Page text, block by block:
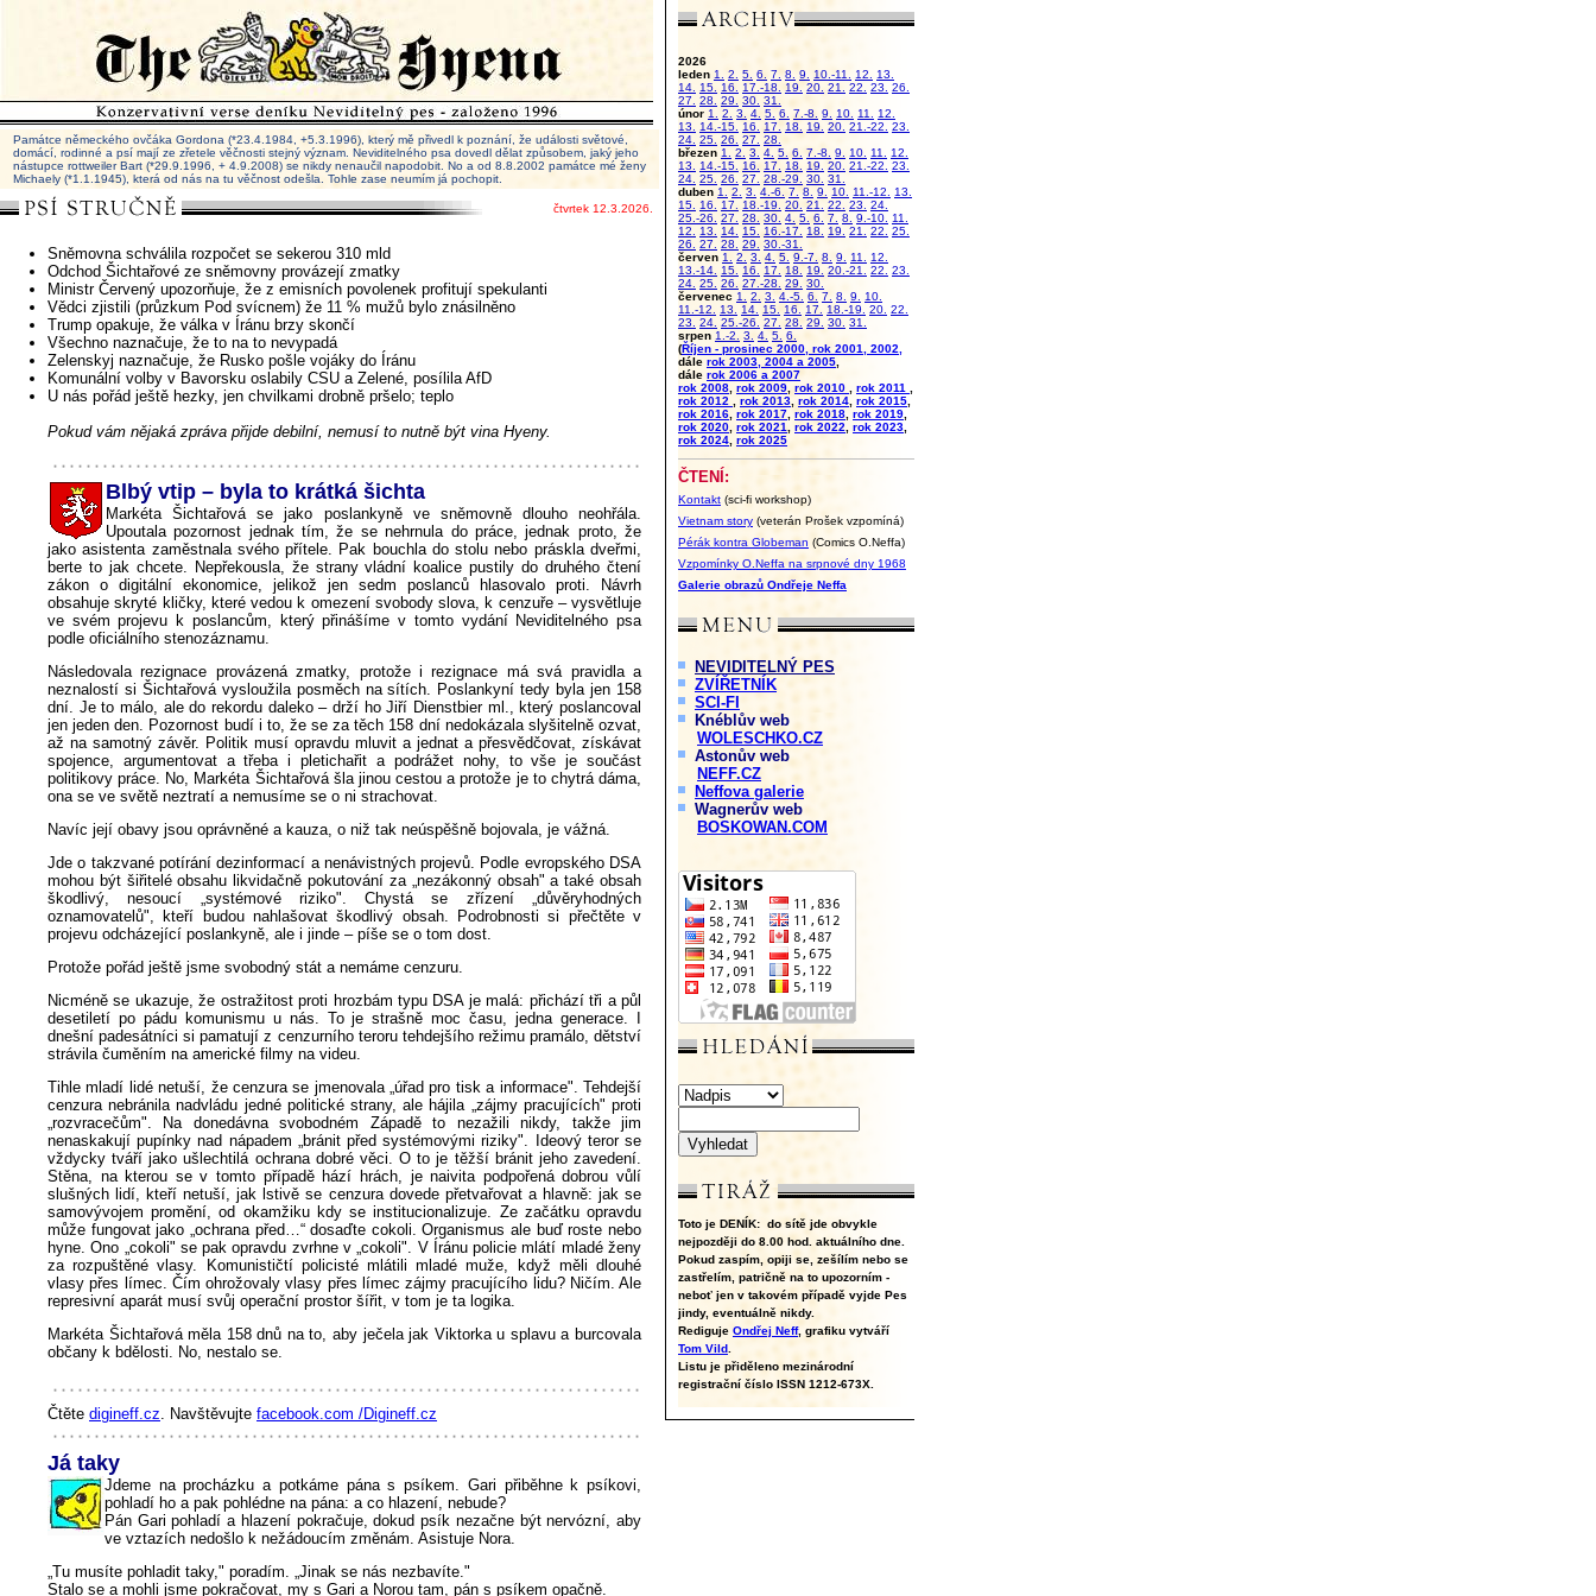
2026
leden 1. 2. 5. 6. 7. 8. 9. 10.-11. 12.
13.
14.
15. 16. 17.-18. 19. 20. 21. 22. 23.
26.
27.
28. 29. 30. 31.
únor 1. 2. 3. 4. 5. 6. 7.-8. 9. 10. 11.
12.
13.
14.-15. 16. 17. 18. 19. 20. 21.-22.
23.
24. 25. 26. 27.
28.
březen 1. 2. 3. 4. 5. 6. 7.-8. 9. 10. 11.
12.
13.
14.-15. 16. 17. 18. 19. 20. 21.-22.
23.
24. 25. 26. 27. 28.-29. 30. 31.
duben 1. 2. 3. 4.-6. 7. 8. 9. 10. 11.-12.
13.
15.
16. 17. 18.-19. 20. 21. 22. 23.
24.
25.-26.
27. 28. 30. 4. 5. 6. 7. 8. 9.-10.
11.
12.
13. 14. 15. 16.-17. 18. 19. 21. 22.
25.
26.
27. 28. 29.
30.-31.
červen 1. 2. 3. 4. 5. 9.-7. 8. 9. 11.
12.
13.-14.
15. 16. 17. 18. 19. 20.-21. 22.
23.
24. 25. 26. 27.-28. 29.
30.
červenec 1. 2. 3. 4.-5. 6. 7. 8. 9.
10.
11.-12.
13. 14. 15. 16. 17. 18.-19. 20. 22.
23.
24. 25.-26. 27. 28. 29. 30. 31.
srpen 1.-2. 3. 4. 5. 6.
(Říjen - prosinec 2000, rok 2001, 2002,
dále rok 2003, 2004 a 2005
dále rok 2006 a 2007
rok 2008 rok 2009 rok 2010 rok 2011
rok 2012
rok 2013 rok 2014 rok 2015
rok 2016 rok 2017 rok 2018 rok 2019
rok 2020 rok 2021 rok 2022 rok 2023
rok 2024 rok 2025
ČTENÍ:
Kontakt (sci-fi workshop)
Vietnam story (veterán Prošek vzpomíná)
Pérák kontra Globeman (Comics O.Neffa)
Vzpomínky O.Neffa na srpnové dny 1968
Galerie obrazů Ondřeje Neffa
NEVIDITELNÝ PES
ZVÍŘETNÍK
SCI-FI
Knéblův web
WOLESCHKO.CZ
Astonův web
NEFF.CZ
Neffova galerie
Wagnerův web
BOSKOWAN.COM
Toto je DENÍK: do sítě jde obvykle
nejpozději do 8.00 hod. aktuálního dne.
Pokud zaspím, opiji se, zešílím nebo se
zastřelím, patričně na to upozorním -
neboť jen v takovém případě vyjde Pes
jindy, eventuálně nikdy.
Rediguje Ondřej Neff, grafiku vytváří
Tom Vild
Listu je přiděleno mezinárodní
registrační číslo ISSN 1212-673X.
Památce německého ovčáka Gordona (*23.4.1984, +5.3.1996), který mě přivedl k poznání, že události světové,
domácí, rodinné a psí mají ze zřetele věčnosti stejný význam. Neviditelného psa dovedl dělat způsobem, jaký jeho
nástupce rottweiler Bart (*29.9.1996, + 4.9.2008) se nikdy nenaučil napodobit. No a od 8.8.2002 památce mé ženy
Michaely (*1.1.1945), která od nás na tu věčnost odešla. Tohle zase neumím já pochopit.
čtvrtek 12.3.2026.
Sněmovna schválila rozpočet se sekerou 310 mld
Odchod Šichtařové ze sněmovny provázejí zmatky
Ministr Červený upozorňuje, že z emisních povolenek profitují spekulanti
Vědci zjistili (průzkum Pod svícnem) že 11 % mužů bylo znásilněno
Trump opakuje, že válka v Íránu brzy skončí
Všechno naznačuje, že to na to nevypadá
Zelenskyj naznačuje, že Rusko pošle vojáky do Íránu
Komunální volby v Bavorsku oslabily CSU a Zelené, posílila AfD
U nás pořád ještě hezky, jen chvilkami drobně pršelo; teplo
Pokud vám nějaká zpráva přijde debilní, nemusí to nutně být vina Hyeny.
Blbý vtip – byla to krátká šichta
Markéta Šichtařová se jako poslankyně ve sněmovně dlouho neohřála.
Upoutala pozornost jednak tím, že se nehrnula do práce, jednak proto, že
jako asistenta zaměstnala svého přítele. Pak bouchla do stolu nebo práskla dveřmi,
berte to jak chcete. Nepřekousla, že strany vládní koalice pustily do druhého čtení
zákon o digitální ekonomice, jelikož jen sedm poslanců hlasovalo proti. Návrh
obsahuje skryté kličky, které vedou k omezení svobody slova, k cenzuře – vysvětluje
ve svém projevu k poslancům, který přinášíme v tomto vydání Neviditelného psa
podle oficiálního stenozáznamu.
Následovala rezignace provázená zmatky, protože i rezignace má svá pravidla a
neznalostí si Šichtařová vysloužila posměch na sítích. Poslankyní tedy byla jen 158
dní. Je to málo, ale do rekordu daleko – drží ho Jiří Dienstbier ml., který poslancoval
jen jeden den. Pozornost budí i to, že se za těch 158 dní nedokázala slyšitelně ozvat,
až na samotný závěr. Politik musí opravdu mluvit a jednat a přesvědčovat, získávat
spojence, argumentovat a třeba i pletichařit a podrážet nohy, to vše je součást
politikovy práce. No, Markéta Šichtařová šla jinou cestou a protože je to chytrá dáma,
ona se ve světě neztratí a nemusíme se o ni strachovat.
Navíc její obavy jsou oprávněné a kauza, o niž tak neúspěšně bojovala, je vážná.
Jde o takzvané potírání dezinformací a nenávistných projevů. Podle evropského DSA
mohou být šiřitelé obsahu likvidačně pokutování za „nezákonný obsah" a také obsah
škodlivý, nesoucí „systémové riziko". Chystá se zřízení „důvěryhodných
oznamovatelů", kteří budou nahlašovat škodlivý obsah. Podrobnosti si přečtěte v
projevu odcházející poslankyně, ale i jinde – píše se o tom dost.
Protože pořád ještě jsme svobodný stát a nemáme cenzuru.
Nicméně se ukazuje, že ostražitost proti hrozbám typu DSA je malá: přichází tři a půl
desetiletí po pádu komunismu u nás. To je strašně moc času, jedna generace. I
dnešní padesátníci si pamatují z cenzurního teroru tehdejšího režimu pramálo, dětství
strávila čuměním na americké filmy na videu.
Tihle mladí lidé netuší, že cenzura se jmenovala „úřad pro tisk a informace". Tehdejší
cenzura nebránila nadvládu jedné politické strany, ale hájila „zájmy pracujících" proti
„rozvracečům". Na donedávna svobodném Západě to nezažili nikdy, takže jim
nenaskakují pupínky nad nápadem „bránit před systémovými riziky". Ideový teror se
vždycky tváří jako ušlechtilá ochrana dobré věci. O to je těžší bránit jeho zavedení.
Stěna, na kterou se v tomto případě hází hrách, je naivita podpořená dobrou vůlí
slušných lidí, kteří netuší, jak lstivě se cenzura dovede přetvařovat a hlavně: jak se
samovývojem promění, od okamžiku kdy se institucionalizuje. Ze začátku opravdu
může fungovat jako „ochrana před…“ dosaďte cokoli. Organismus ale buď roste nebo
hyne. Ono „cokoli" se pak opravdu zvrhne v „cokoli". V Íránu policie mlátí mladé ženy
za rozpuštěné vlasy. Komunističtí policisté mlátili mladé muže, když měli dlouhé
vlasy přes límec. Čím ohrožovaly vlasy přes límec zájmy pracujícího lidu? Ničím. Ale
represivní aparát musí svůj operační prostor šířit, v tom je ta logika.
Markéta Šichtařová měla 158 dnů na to, aby ječela jak Viktorka u splavu a burcovala
občany k bdělosti. No, nestalo se.
Čtěte digineff.cz. Navštěvujte facebook.com /Digineff.cz
Já taky
Jdeme na procházku a potkáme pána s psíkem. Gari přiběhne k psíkovi,
pohladí ho a pak pohlédne na pána: a co hlazení, nebude?
Pán Gari pohladí a hlazení pokračuje, dokud psík nezačne být nervózní, aby
ve vztazích nedošlo k nežádoucím změnám. Asistuje Nora.
„Tu musíte pohladit taky," poradím. „Jinak se nás nezbavíte."
Stalo se a mohli jsme pokračovat, my s Gari a Norou tam, pán s psíkem opačně.